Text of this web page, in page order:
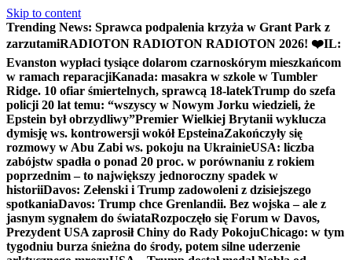
Skip to content
Trending News: Sprawca podpalenia krzyża w Grant Park z
zarzutamiRADIOTON RADIOTON RADIOTON 2026! ❤️IL:
Evanston wypłaci tysiące dolarom czarnoskórym mieszkańcom
w ramach reparacjiKanada: masakra w szkole w Tumbler
Ridge. 10 ofiar śmiertelnych, sprawcą 18-latekTrump do szefa
policji 20 lat temu: “wszyscy w Nowym Jorku wiedzieli, że
Epstein był obrzydliwy”Premier Wielkiej Brytanii wyklucza
dymisję ws. kontrowersji wokół EpsteinaZakończyły się
rozmowy w Abu Zabi ws. pokoju na UkrainieUSA: liczba
zabójstw spadła o ponad 20 proc. w porównaniu z rokiem
poprzednim – to największy jednoroczny spadek w
historiiDavos: Zełenski i Trump zadowoleni z dzisiejszego
spotkaniaDavos: Trump chce Grenlandii. Bez wojska – ale z
jasnym sygnałem do świataRozpoczęło się Forum w Davos,
Prezydent USA zaprosił Chiny do Rady PokojuChicago: w tym
tygodniu burza śnieżna do środy, potem silne uderzenie